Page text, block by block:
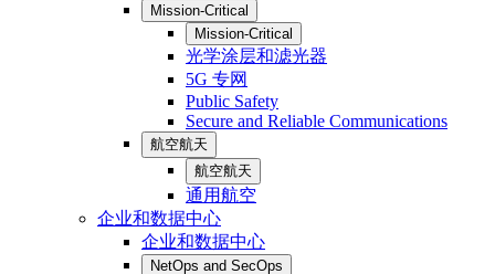
Mission-Critical
Mission-Critical
光学涂层和滤光器
5G 专网
Public Safety
Secure and Reliable Communications
航空航天
航空航天
通用航空
企业和数据中心
企业和数据中心
NetOps and SecOps